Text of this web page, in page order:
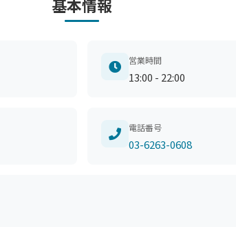
基本情報
営業時間
13:00 - 22:00
電話番号
03-6263-0608